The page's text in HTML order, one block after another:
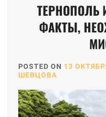
ТЕРНОПОЛЬ
ФАКТЫ,
POSTED ON 13
ШЕВЦОВА